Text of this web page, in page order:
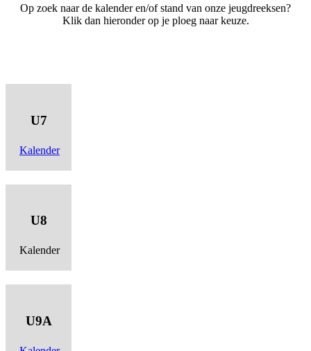
Op zoek naar de kalender en/of stand van onze jeugdreeksen?
Klik dan hieronder op je ploeg naar keuze.
U7
Kalender
U8
Kalender
U9A